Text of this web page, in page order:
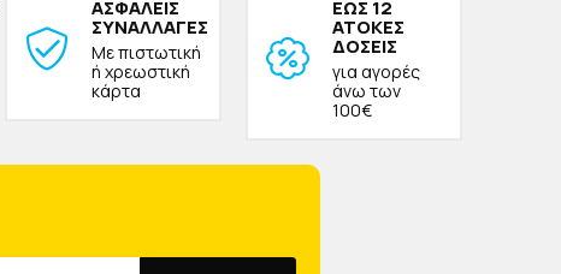
ΑΣΦΑΛΕΙΣ
ΣΥΝΑΛΛΑΓΕΣ
Με πιστωτική
ή χρεωστική
κάρτα
ΕΩΣ 12
ΑΤΟΚΕΣ
ΔΟΣΕΙΣ
για αγορές
άνω των
100€